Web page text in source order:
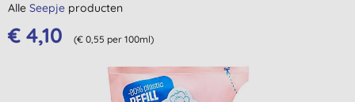
Alle Seepje producten
€ 4,10 (€ 0,55 per 100ml)